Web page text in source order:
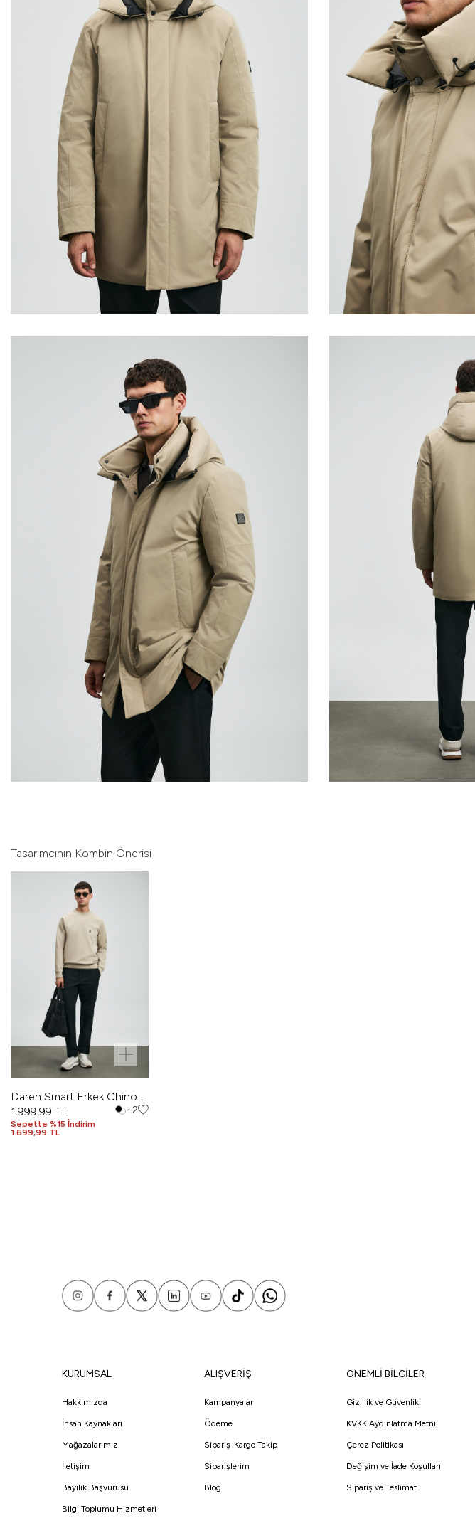
Tasarımcının Kombin Önerisi
Daren Smart Erkek Chino
Pantolon Slim Fit Siyah
1.999,99 TL
Sepette %15 İndirim
1.699,99 TL
+2
KURUMSAL
Hakkımızda
İnsan Kaynakları
Mağazalarımız
İletişim
Bayilik Başvurusu
Bilgi Toplumu Hizmetleri
ALIŞVERİŞ
Kampanyalar
Ödeme
Sipariş-Kargo Takip
Siparişlerim
Blog
ÖNEMLİ BİLGİLER
Gizlilik ve Güvenlik
KVKK Aydınlatma Metni
Çerez Politikası
Değişim ve İade Koşulları
Sipariş ve Teslimat